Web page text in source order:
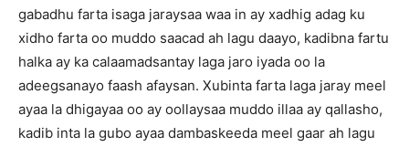
gabadhu farta isaga jaraysaa waa in ay xadhig adag ku
xidho farta oo muddo saacad ah lagu daayo, kadibna fartu
halka ay ka calaamadsantay laga jaro iyada oo la
adeegsanayo faash afaysan. Xubinta farta laga jaray meel
ayaa la dhigayaa oo ay oollaysaa muddo illaa ay qallasho,
kadib inta la gubo ayaa dambaskeeda meel gaar ah lagu